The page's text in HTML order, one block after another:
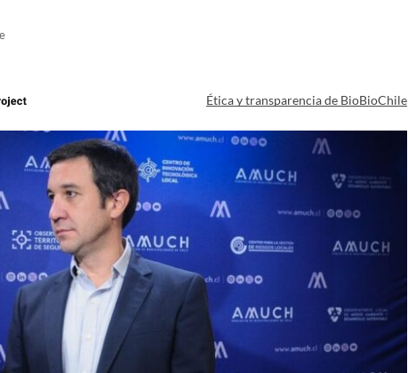
Ética y transparencia de BioBioChile